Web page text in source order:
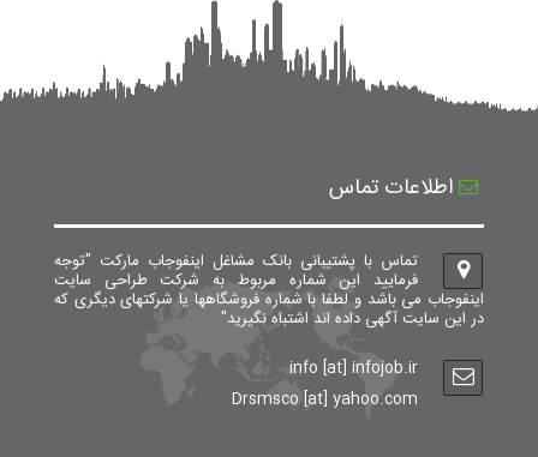
اطلاعات تماس
تماس با پشتیبانی بانک مشاغل اینفوجاب مارکت "توجه
فرمایید این شماره مربوط به شرکت طراحی سایت
اینفوجاب می باشد و لطفا با شماره فروشگاهها یا شرکتهای دیگری که
در این سایت آگهی داده اند اشتباه نگیرید"
info [at] infojob.ir
Drsmsco [at] yahoo.com